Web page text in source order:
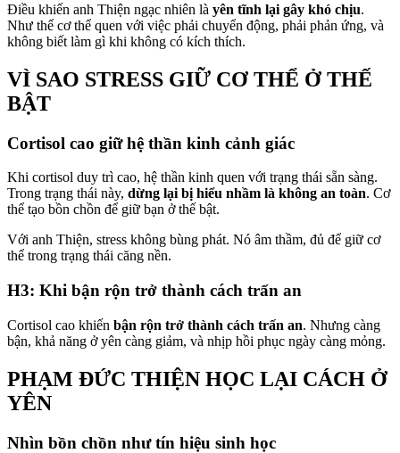
Điều khiến anh Thiện ngạc nhiên là yên tĩnh lại gây khó chịu.
Như thể cơ thể quen với việc phải chuyển động, phải phản ứng, và
không biết làm gì khi không có kích thích.
VÌ SAO STRESS GIỮ CƠ THỂ Ở THẾ
BẬT
Cortisol cao giữ hệ thần kinh cảnh giác
Khi cortisol duy trì cao, hệ thần kinh quen với trạng thái sẵn sàng.
Trong trạng thái này, dừng lại bị hiểu nhầm là không an toàn. Cơ
thể tạo bồn chồn để giữ bạn ở thế bật.
Với anh Thiện, stress không bùng phát. Nó âm thầm, đủ để giữ cơ
thể trong trạng thái căng nền.
H3: Khi bận rộn trở thành cách trấn an
Cortisol cao khiến bận rộn trở thành cách trấn an. Nhưng càng
bận, khả năng ở yên càng giảm, và nhịp hồi phục ngày càng mỏng.
PHẠM ĐỨC THIỆN HỌC LẠI CÁCH Ở
YÊN
Nhìn bồn chồn như tín hiệu sinh học